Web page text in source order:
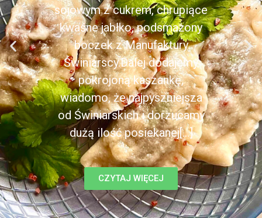
sojowym z cukrem, chrupiące
kwaśne jabłko, podsmażony
boczek z Manufaktury
Świniarscy.Dalej dodajemy
pokrojoną kaszankę,
wiadomo, że najpyszniejsza
od Świniarskich i dorzucamy
dużą ilość posiekanej[...]
CZYTAJ WIĘCEJ